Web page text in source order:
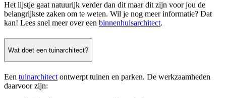
Het lijstje gaat natuurijk verder dan dit maar dit zijn voor jou de
belangrijkste zaken om te weten. Wil je nog meer informatie? Dat
kan! Lees snel meer over een binnenhuisarchitect.
Wat doet een tuinarchitect?
Een tuinarchitect ontwerpt tuinen en parken. De werkzaamheden
daarvoor zijn: